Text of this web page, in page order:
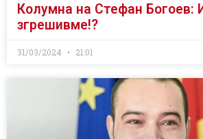
Колумна на Стефан Богоев:
згрешивме!?
31/03/2024 21:01